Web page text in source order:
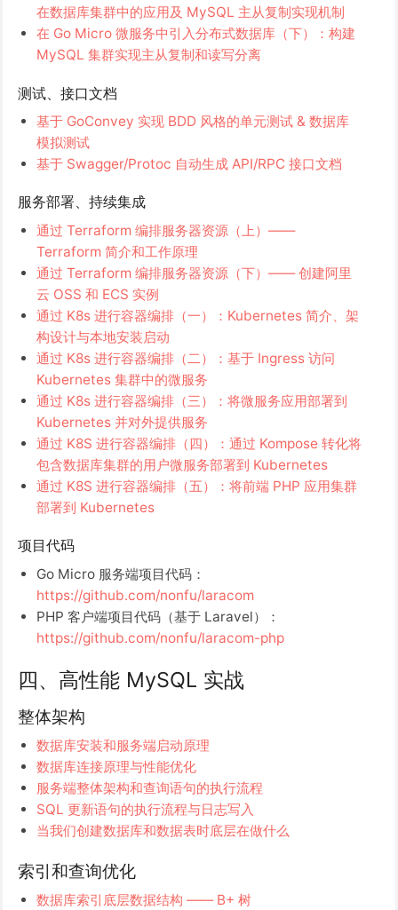
在数据库集群中的应用及 MySQL 主从复制实现机制
在 Go Micro 微服务中引入分布式数据库（下）：构建
MySQL 集群实现主从复制和读写分离
测试、接口文档
基于 GoConvey 实现 BDD 风格的单元测试 & 数据库
模拟测试
基于 Swagger/Protoc 自动生成 API/RPC 接口文档
服务部署、持续集成
通过 Terraform 编排服务器资源（上）——
Terraform 简介和工作原理
通过 Terraform 编排服务器资源（下）—— 创建阿里
云 OSS 和 ECS 实例
通过 K8s 进行容器编排（一）：Kubernetes 简介、架
构设计与本地安装启动
通过 K8s 进行容器编排（二）：基于 Ingress 访问
Kubernetes 集群中的微服务
通过 K8s 进行容器编排（三）：将微服务应用部署到
Kubernetes 并对外提供服务
通过 K8S 进行容器编排（四）：通过 Kompose 转化将
包含数据库集群的用户微服务部署到 Kubernetes
通过 K8S 进行容器编排（五）：将前端 PHP 应用集群
部署到 Kubernetes
项目代码
Go Micro 服务端项目代码：
https://github.com/nonfu/laracom
PHP 客户端项目代码（基于 Laravel）：
https://github.com/nonfu/laracom-php
四、高性能 MySQL 实战
整体架构
数据库安装和服务端启动原理
数据库连接原理与性能优化
服务端整体架构和查询语句的执行流程
SQL 更新语句的执行流程与日志写入
当我们创建数据库和数据表时底层在做什么
索引和查询优化
数据库索引底层数据结构 —— B+ 树